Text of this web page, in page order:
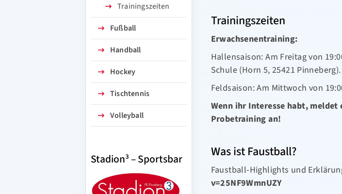
Trainingszeiten
Erwachsenentraining:
Hallensaison: Am Freitag von
Schule (Horn 5, 25421 Pinneberg).
Feldsaison: Am Mittwoch von
Wenn ihr Interesse habt,
Probetraining an!
Was ist Faustball?
Faustball-Highlights und
v=25NF9WmnUZY
Trainingszeiten
Fußball
Handball
Hockey
Tischtennis
Volleyball
Stadion³ – Sportsbar